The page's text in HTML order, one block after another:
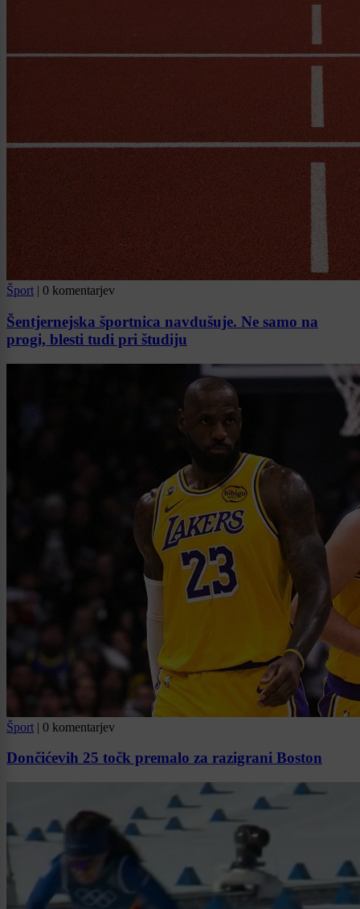
Šport | 0 komentarjev
Šentjernejska športnica navdušuje. Ne samo na
progi, blesti tudi pri študiju
Šport | 0 komentarjev
Dončićevih 25 točk premalo za razigrani Boston